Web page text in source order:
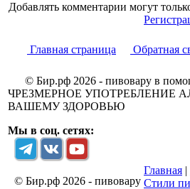
Добавлять комментарии могут
Главная страница Обратная
© Бир.рф 2026 - пивовару в
ЧРЕЗМЕРНОЕ УПОТРЕБЛЕНИЕ
ВАШЕМУ ЗДОРОВЬЮ
Мы в соц. сетях:
© Бир.рф 2026 - пивовару
Главная |
Стили